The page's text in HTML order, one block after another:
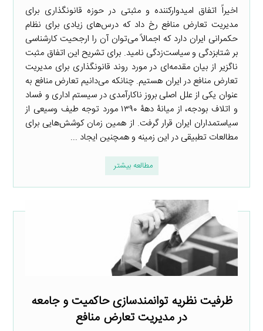
اخیراً اتفاق امیدوارکننده و مثبتی در حوزه قانونگذاری برای
مدیریت تعارض منافع رخ داد که درس‌های زیادی برای نظام
حکمرانی ایران دارد که اجمالاً می‌توان آن را ارجحیت کارشناسی
بر شتابزدگی و سیاست‌زدگی نامید. برای تشریح این اتفاق مثبت
ناگزیر از بیان مقدمه‌ای در مورد روند قانونگذاری برای مدیریت
تعارض منافع در ایران هستیم. چنانکه می‌دانیم تعارض منافع به
عنوان یکی از علل اصلی بروز ناکارآمدی در سیستم اداری و فساد
و اتلاف بودجه، از میانۀ دهۀ ۱۳۹۰ مورد توجه طیف وسیعی از
سیاستمداران ایران قرار گرفت. از همین زمان کوشش‌هایی برای
مطالعات تطبیقی در این زمینه و همچنین ایجاد ...
مطالعه بیشتر
ظرفیت نظریه توانمندسازی حاکمیت و جامعه
در مدیریت تعارض منافع